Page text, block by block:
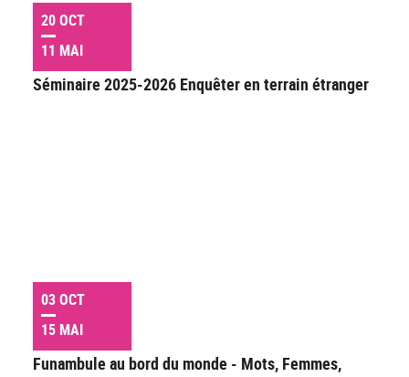
20 OCT
11 MAI
Séminaire 2025-2026 Enquêter en terrain étranger
03 OCT
15 MAI
Funambule au bord du monde - Mots, Femmes,